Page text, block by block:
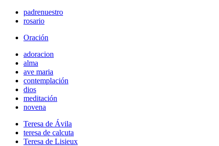
padrenuestro
rosario
Oración
adoracion
alma
ave maria
contemplación
dios
meditación
novena
Teresa de Ávila
teresa de calcuta
Teresa de Lisieux